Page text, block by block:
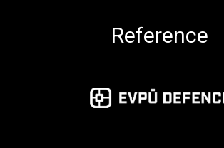
Reference